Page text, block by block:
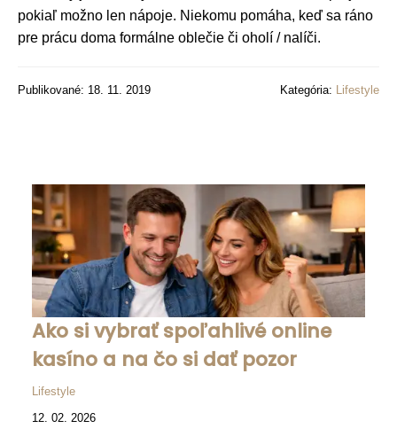
pokiaľ možno len nápoje. Niekomu pomáha, keď sa ráno
pre prácu doma formálne oblečie či oholí / nalíči.
Publikované: 18. 11. 2019 Kategória: Lifestyle
Ako si vybrať spoľahlivé online
kasíno a na čo si dať pozor
Lifestyle
12. 02. 2026